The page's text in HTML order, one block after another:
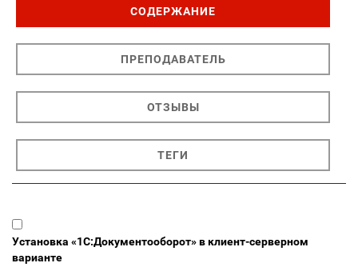
СОДЕРЖАНИЕ
ПРЕПОДАВАТЕЛЬ
ОТЗЫВЫ
ТЕГИ
Установка «1С:Документооборот» в клиент-серверном
варианте